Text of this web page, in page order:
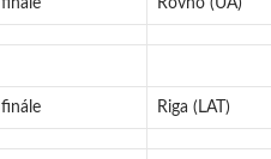
finále Rovno (UA)
finále Riga (LAT)